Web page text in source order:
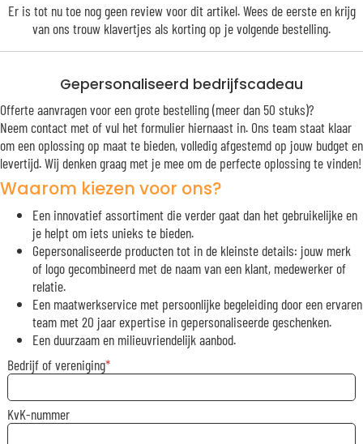
Er is tot nu toe nog geen review voor dit artikel. Wees de eerste en krijg
van ons trouw klavertjes als korting op je volgende bestelling.
Gepersonaliseerd bedrijfscadeau
Offerte aanvragen voor een grote bestelling (meer dan 50 stuks)?
Neem contact met of vul het formulier hiernaast in. Ons team staat klaar
om een oplossing op maat te bieden, volledig afgestemd op jouw budget en
levertijd. Wij denken graag met je mee om de perfecte oplossing te vinden!
Waarom kiezen voor ons?
Een innovatief assortiment die verder gaat dan het gebruikelijke en
je helpt om iets unieks te bieden.
Gepersonaliseerde producten tot in de kleinste details: jouw merk
of logo gecombineerd met de naam van een klant, medewerker of
relatie.
Een maatwerkservice met persoonlijke begeleiding door een ervaren
team met 20 jaar expertise in gepersonaliseerde geschenken.
Een duurzaam en milieuvriendelijk aanbod.
Bedrijf of vereniging
KvK-nummer